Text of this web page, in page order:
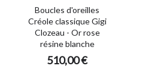
Boucles d'oreilles
Créole classique Gigi
Clozeau - Or rose
résine blanche
510,00 €